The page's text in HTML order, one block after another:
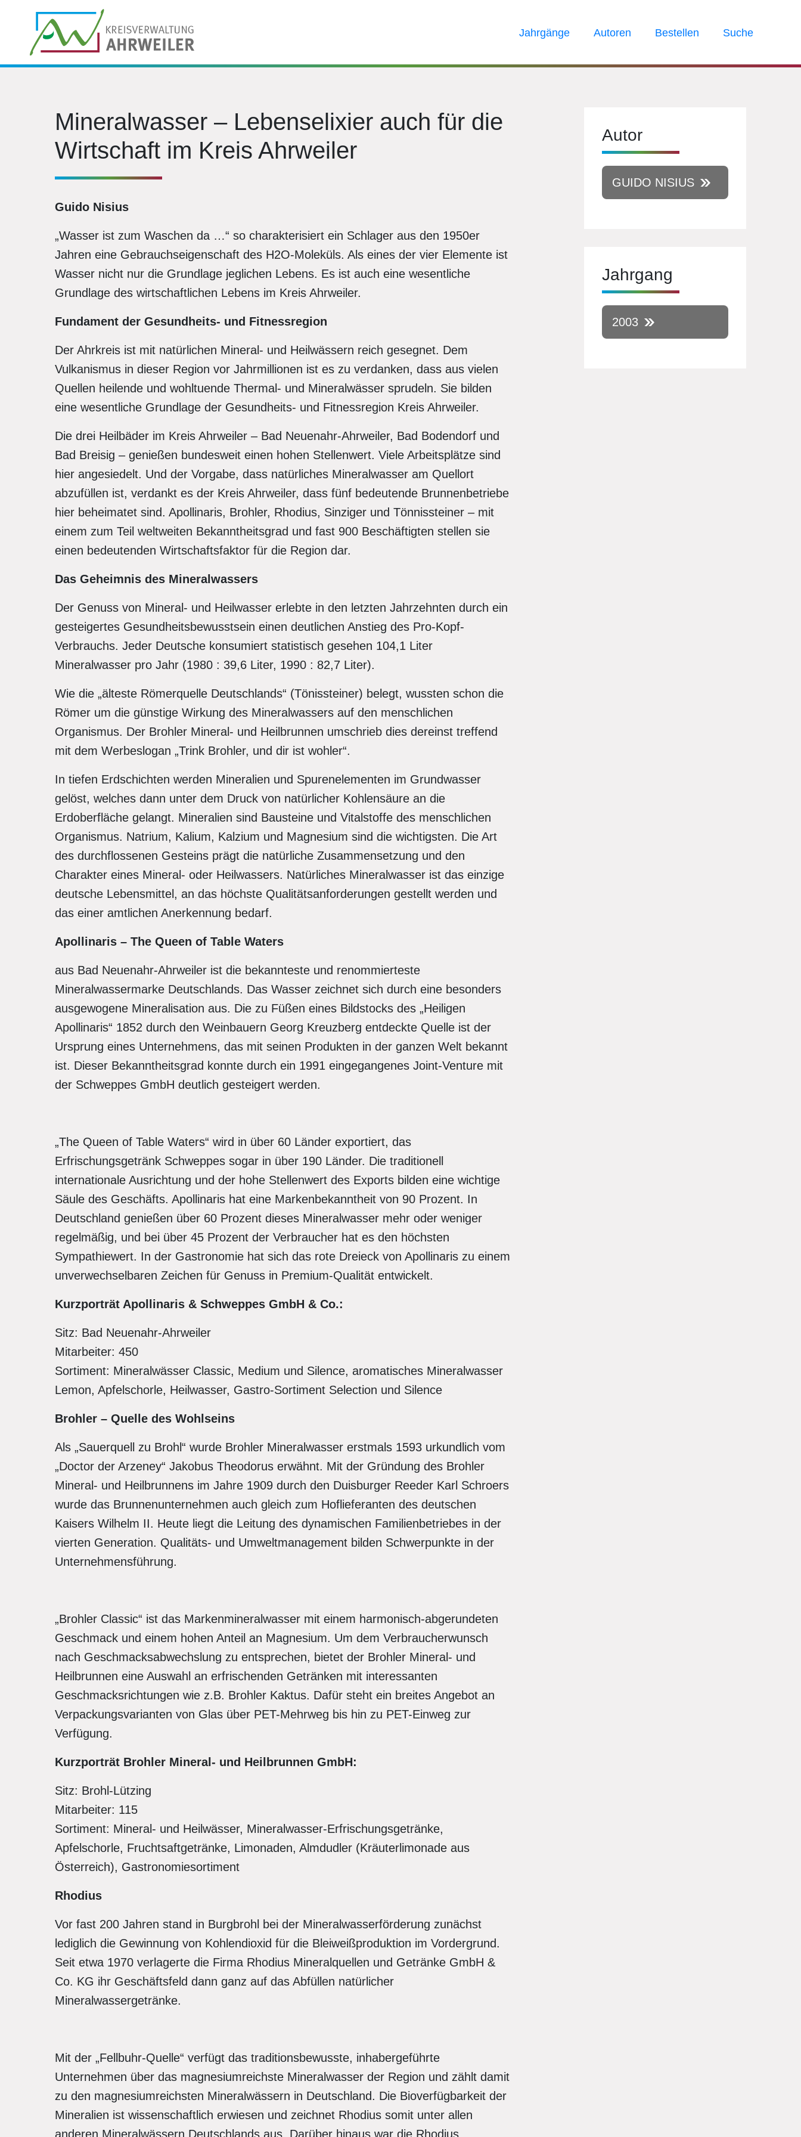
Jahrgänge Autoren Bestellen Suche
Mineralwasser – Lebenselixier auch für die
Wirtschaft im Kreis Ahrweiler
Guido Nisius
„Wasser ist zum Waschen da …“ so charakterisiert ein Schlager aus den 1950er
Jahren eine Gebrauchseigenschaft des H2O-Moleküls. Als eines der vier Elemente ist
Wasser nicht nur die Grundlage jeglichen Lebens. Es ist auch eine wesentliche
Grundlage des wirtschaftlichen Lebens im Kreis Ahrweiler.
Fundament der Gesundheits- und Fitnessregion
Der Ahrkreis ist mit natürlichen Mineral- und Heilwässern reich gesegnet. Dem
Vulkanismus in dieser Region vor Jahrmillionen ist es zu verdanken, dass aus vielen
Quellen heilende und wohltuende Thermal- und Mineralwässer sprudeln. Sie bilden
eine wesentliche Grundlage der Gesundheits- und Fitnessregion Kreis Ahrweiler.
Die drei Heilbäder im Kreis Ahrweiler – Bad Neuenahr-Ahrweiler, Bad Bodendorf und
Bad Breisig – genießen bundesweit einen hohen Stellenwert. Viele Arbeitsplätze sind
hier angesiedelt. Und der Vorgabe, dass natürliches Mineralwasser am Quellort
abzufüllen ist, verdankt es der Kreis Ahrweiler, dass fünf bedeutende Brunnenbetriebe
hier beheimatet sind. Apollinaris, Brohler, Rhodius, Sinziger und Tönnissteiner – mit
einem zum Teil weltweiten Bekanntheitsgrad und fast 900 Beschäftigten stellen sie
einen bedeutenden Wirtschaftsfaktor für die Region dar.
Das Geheimnis des Mineralwassers
Der Genuss von Mineral- und Heilwasser erlebte in den letzten Jahrzehnten durch ein
gesteigertes Gesundheitsbewusstsein einen deutlichen Anstieg des Pro-Kopf-
Verbrauchs. Jeder Deutsche konsumiert statistisch gesehen 104,1 Liter
Mineralwasser pro Jahr (1980 : 39,6 Liter, 1990 : 82,7 Liter).
Wie die „älteste Römerquelle Deutschlands“ (Tönissteiner) belegt, wussten schon die
Römer um die günstige Wirkung des Mineralwassers auf den menschlichen
Organismus. Der Brohler Mineral- und Heilbrunnen umschrieb dies dereinst treffend
mit dem Werbeslogan „Trink Brohler, und dir ist wohler“.
In tiefen Erdschichten werden Mineralien und Spurenelementen im Grundwasser
gelöst, welches dann unter dem Druck von natürlicher Kohlensäure an die
Erdoberfläche gelangt. Mineralien sind Bausteine und Vitalstoffe des menschlichen
Organismus. Natrium, Kalium, Kalzium und Magnesium sind die wichtigsten. Die Art
des durchflossenen Gesteins prägt die natürliche Zusammensetzung und den
Charakter eines Mineral- oder Heilwassers. Natürliches Mineralwasser ist das einzige
deutsche Lebensmittel, an das höchste Qualitätsanforderungen gestellt werden und
das einer amtlichen Anerkennung bedarf.
Apollinaris – The Queen of Table Waters
aus Bad Neuenahr-Ahrweiler ist die bekanntes­te und renommierteste
Mineralwassermarke Deutschlands. Das Wasser zeichnet sich durch eine besonders
ausgewogene Mineralisation aus. Die zu Füßen eines Bildstocks des „Heiligen
Apollinaris“ 1852 durch den Weinbauern Georg Kreuzberg entdeckte Quelle ist der
Ursprung eines Unternehmens, das mit seinen Produkten in der ganzen Welt bekannt
ist. Dieser Bekanntheitsgrad konnte durch ein 1991 eingegangenes Joint-Venture mit
der Schweppes GmbH deutlich gesteigert werden.
„The Queen of Table Waters“ wird in über 60 Länder exportiert, das
Erfrischungsgetränk Schweppes sogar in über 190 Länder. Die traditionell
internationale Ausrichtung und der hohe Stellenwert des Exports bilden eine wichtige
Säule des Geschäfts. Apollinaris hat eine Markenbekanntheit von 90 Prozent. In
Deutschland genießen über 60 Prozent dieses Mineralwasser mehr oder weniger
regelmäßig, und bei über 45 Prozent der Verbraucher hat es den höchsten
Sympathiewert. In der Gastronomie hat sich das rote Dreieck von Apollinaris zu einem
unverwechselbaren Zeichen für Genuss in Premium-Qualität entwickelt.
Kurzporträt Apollinaris & Schweppes GmbH & Co.:
Sitz: Bad Neuenahr-Ahrweiler
Mitarbeiter: 450
Sortiment: Mineralwässer Classic, Medium und Silence, aromatisches Mineralwasser
Lemon, Apfelschorle, Heilwasser, Gastro-Sortiment Selection und Silence
Brohler – Quelle des Wohlseins
Als „Sauerquell zu Brohl“ wurde Brohler Mineralwasser erstmals 1593 urkundlich vom
„Doctor der Arzeney“ Jakobus Theodorus erwähnt. Mit der Gründung des Brohler
Mineral- und Heilbrunnens im Jahre 1909 durch den Duisburger Reeder Karl Schroers
wurde das Brunnenunternehmen auch gleich zum Hoflieferanten des deutschen
Kaisers Wilhelm II. Heute liegt die Leitung des dynamischen Familienbetriebes in der
vierten Generation. Qualitäts- und Umweltmanagement bilden Schwerpunkte in der
Unternehmensführung.
„Brohler Classic“ ist das Markenmineralwasser mit einem harmonisch-abgerundeten
Geschmack und einem hohen Anteil an Magnesium. Um dem Verbraucherwunsch
nach Geschmacksabwechslung zu entsprechen, bietet der Brohler Mineral- und
Heilbrunnen eine Auswahl an erfrischenden Getränken mit interessanten
Geschmacksrichtungen wie z.B. Brohler Kaktus. Dafür steht ein breites Angebot an
Verpackungsvarianten von Glas über PET-Mehrweg bis hin zu PET-Einweg zur
Verfügung.
Kurzporträt Brohler Mineral- und Heilbrunnen GmbH:
Sitz: Brohl-Lützing
Mitarbeiter: 115
Sortiment: Mineral- und Heilwässer, Mineralwasser-Erfrischungsgetränke,
Apfelschorle, Fruchtsaftgetränke, Limonaden, Almdudler (Kräuterlimonade aus
Österreich), Gastronomiesortiment
Rhodius
Vor fast 200 Jahren stand in Burgbrohl bei der Mineralwasserförderung zunächst
lediglich die Gewinnung von Kohlendioxid für die Bleiweißproduktion im Vordergrund.
Seit etwa 1970 verlagerte die Firma Rhodius Mineralquellen und Getränke GmbH &
Co. KG ihr Geschäftsfeld dann ganz auf das Abfüllen natürlicher
Mineralwassergetränke.
Mit der „Fellbuhr-Quelle“ verfügt das traditionsbewusste, inhabergeführte
Unternehmen über das magnesiumreichste Mineralwasser der Region und zählt damit
zu den magnesiumreichsten Mineralwässern in Deutschland. Die Bioverfügbarkeit der
Mineralien ist wissenschaftlich erwiesen und zeichnet Rhodius somit unter allen
anderen Mineralwässern Deutschlands aus. Darüber hinaus war die Rhodius
Autor
GUIDO NISIUS
Jahrgang
2003